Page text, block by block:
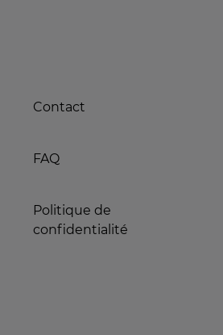
Contact
FAQ
Politique de
confidentialité